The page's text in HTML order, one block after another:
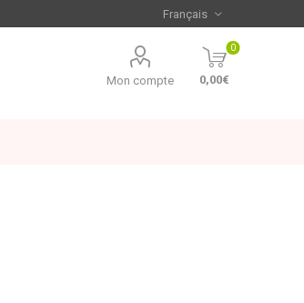
Mon compte
0
0,00€